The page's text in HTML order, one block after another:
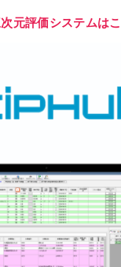
元評価システムは